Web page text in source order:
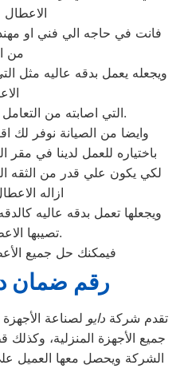
الاعطال
فانت في حاجه الي فني او
من
ويجعله يعمل بدقه عاليه مثل
التي اصابته من التعامل معه بطريقه غير صحيحه.
وايضا من الصيانة نوفر لك
باختياره للعمل لدينا في مقر
لكي يكون علي قدر من الثقه
ازاله
ويجعلها تعمل بدقه عاليه
تصيبها الاعطال المختلفه.
فيمكنك حل جميع
رقم ضمان
تقدم شركة دايو لصناعة
جميع الأجهزة المنزلية، وكذلك
الشركة ويحصل معها العميل